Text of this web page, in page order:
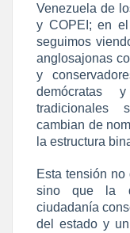
Venezuela de
y COPEI; en
seguimos
anglosajonas
y
demócratas
tradicionales
cambian de
la estructura
Esta tensión
sino que la
ciudadanía
del estado y